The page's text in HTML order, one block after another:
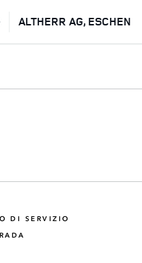
ALTHERR AG, ESCHEN
DI SERVIZIO